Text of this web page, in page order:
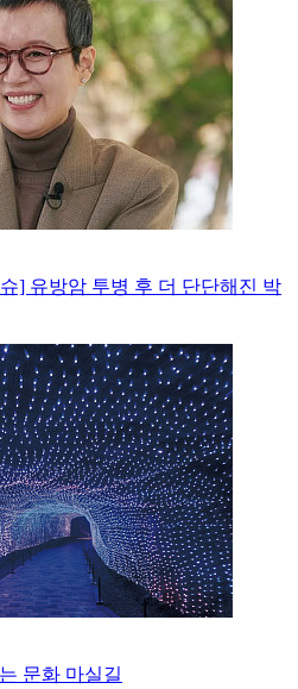
] 유방암 투병 후 더 단단해진 박
문화 마실길